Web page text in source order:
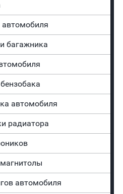
багажника
автомобиля
радиатора
автомобиля